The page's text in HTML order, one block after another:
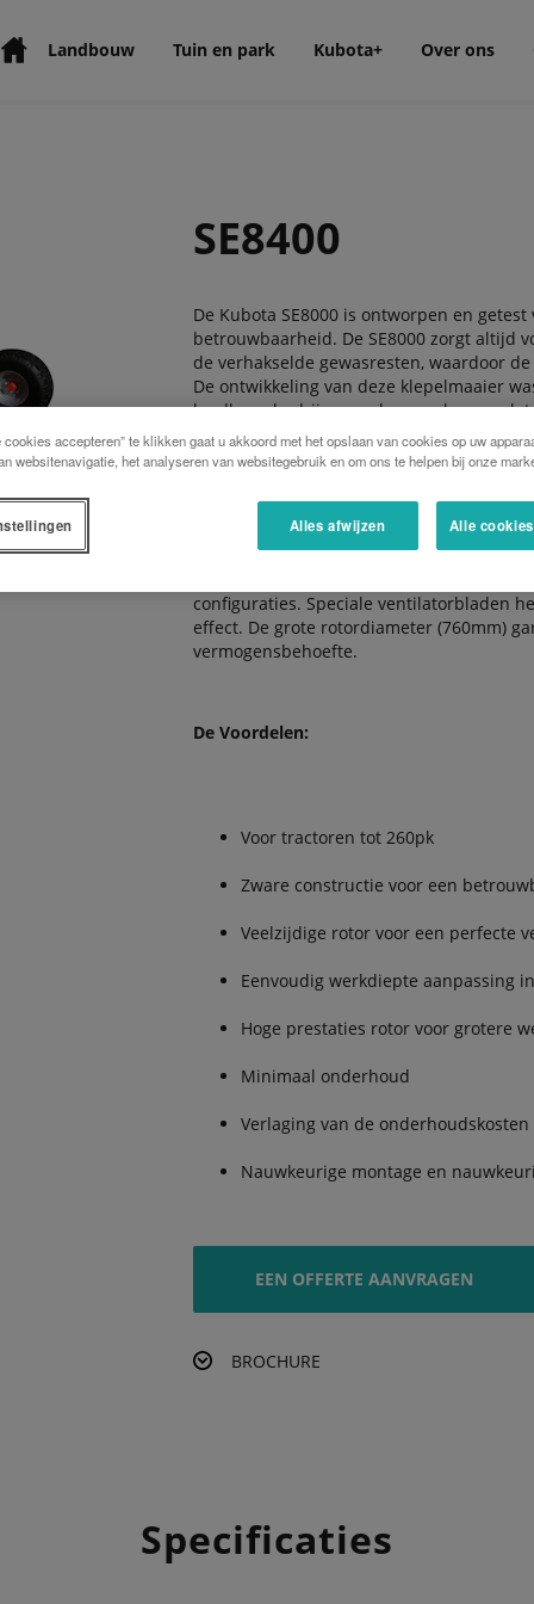
Landbouw Tuin en park Kubota+ Over ons
SE8400
De Kubota SE8000 is ontworpen en
betrouwbaarheid. De SE8000 zorgt altijd
de verhakselde gewasresten, waardoor
De ontwikkeling van deze klepelmaaier
landbouwbedrijven en loonwerkers; zodat
en gespecialiseerde aannemers.
De SE8000 is uitstekend geschikt voor
maïs en zonnebloem stengels als ook
configuraties. Speciale ventilatorbladen
effect. De grote rotordiameter (760mm)
vermogensbehoefte.
De Voordelen:
Voor tractoren tot 260pk
Zware constructie voor een
Veelzijdige rotor voor een perfecte
Eenvoudig werkdiepte aanpassing
Hoge prestaties rotor voor grotere
Minimaal onderhoud
Verlaging van de onderhoudskosten
Nauwkeurige montage en
EEN OFFERTE AANVRAGEN
BROCHURE
Specificaties
cookies accepteren” te klikken gaat u akkoord met het opslaan van cookies op uw
websitenavigatie, het analyseren van websitegebruik en om ons te helpen bij onze
Alles afwijzen Alle